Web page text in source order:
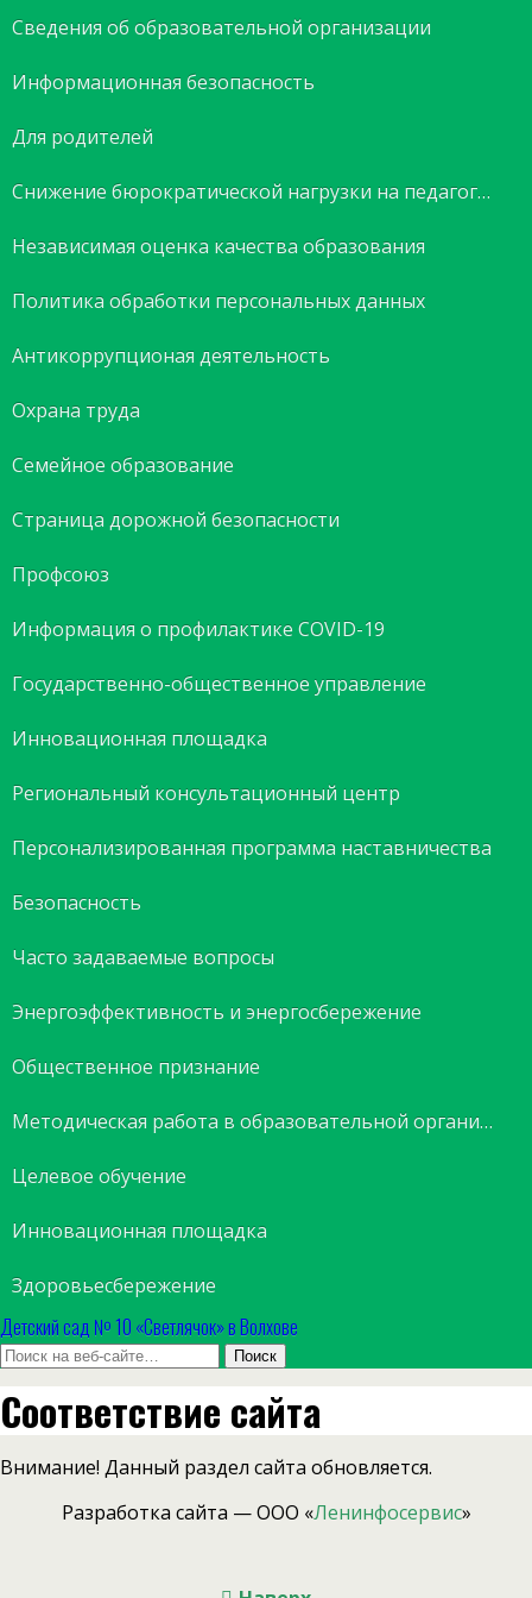
Сведения об образовательной организации
Информационная безопасность
Для родителей
Снижение бюрократической нагрузки на педагогов
Независимая оценка качества образования
Политика обработки персональных данных
Антикоррупционая деятельность
Охрана труда
Семейное образование
Страница дорожной безопасности
Профсоюз
Информация о профилактике COVID-19
Государственно-общественное управление
Инновационная площадка
Региональный консультационный центр
Персонализированная программа наставничества
Безопасность
Часто задаваемые вопросы
Энергоэффективность и энергосбережение
Общественное признание
Методическая работа в образовательной организации
Целевое обучение
Инновационная площадка
Здоровьесбережение
Детский сад № 10 «Светлячок» в Волхове
Соответствие сайта
Внимание! Данный раздел сайта обновляется.
Разработка сайта — ООО «Ленинфосервис»